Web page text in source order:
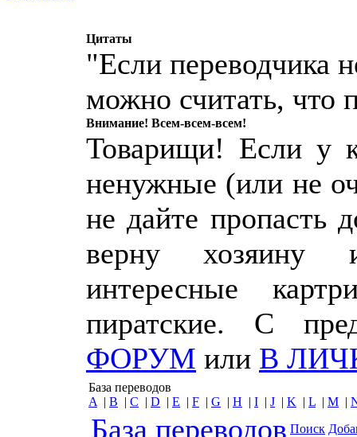
Цитаты
"Если переводчика
можно считать,
Внимание! Всем-всем-всем!
Товарищи! Если у
ненужные (или не
не дайте пропасть
верну хозяину
интересные
пиратские. С
ФОРУМ или В
База переводов
A | B | C | D | E | F | G | H | I | J | K | L | M |
База переводов Поиск